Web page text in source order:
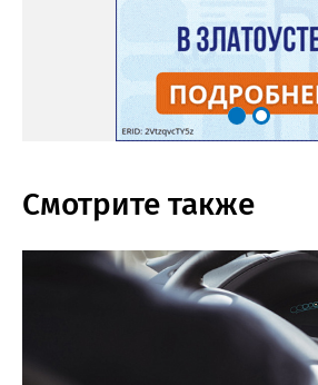
Смотрите также